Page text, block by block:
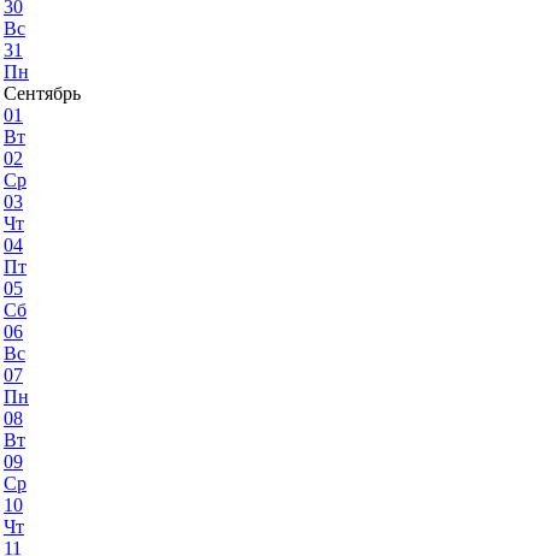
30
Вс
31
Пн
Сентябрь
01
Вт
02
Ср
03
Чт
04
Пт
05
Сб
06
Вс
07
Пн
08
Вт
09
Ср
10
Чт
11